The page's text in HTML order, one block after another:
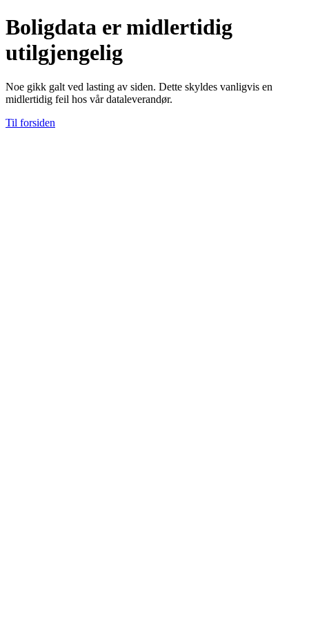
Boligdata er midlertidig
utilgjengelig
Noe gikk galt ved lasting av siden. Dette skyldes vanligvis en
midlertidig feil hos vår dataleverandør.
Til forsiden